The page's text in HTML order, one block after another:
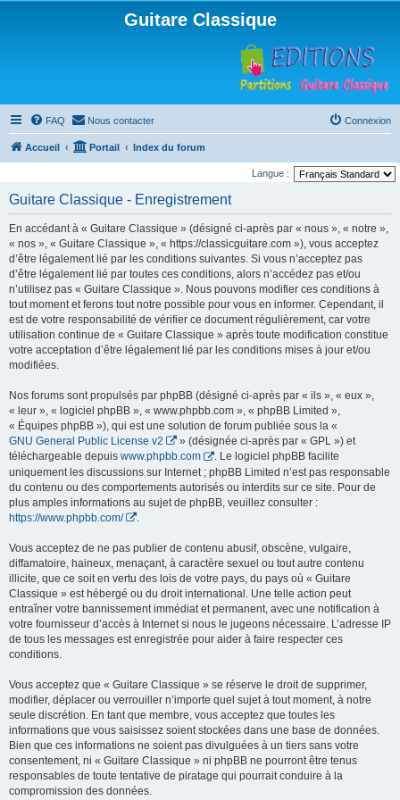
Guitare Classique
FAQ Nous contacter Connexion
Accueil Portail Index du forum
Langue :
Guitare Classique - Enregistrement
En accédant à « Guitare Classique » (désigné ci-après par « nous », « notre »,
« nos », « Guitare Classique », « https://classicguitare.com »), vous acceptez
d’être légalement lié par les conditions suivantes. Si vous n’acceptez pas
d’être légalement lié par toutes ces conditions, alors n’accédez pas et/ou
n’utilisez pas « Guitare Classique ». Nous pouvons modifier ces conditions à
tout moment et ferons tout notre possible pour vous en informer. Cependant, il
est de votre responsabilité de vérifier ce document régulièrement, car votre
utilisation continue de « Guitare Classique » après toute modification constitue
votre acceptation d’être légalement lié par les conditions mises à jour et/ou
modifiées.
Nos forums sont propulsés par phpBB (désigné ci-après par « ils », « eux »,
« leur », « logiciel phpBB », « www.phpbb.com », « phpBB Limited »,
« Équipes phpBB »), qui est une solution de forum publiée sous la «
GNU General Public License v2
» (désignée ci-après par « GPL ») et
téléchargeable depuis www.phpbb.com
. Le logiciel phpBB facilite
uniquement les discussions sur Internet ; phpBB Limited n’est pas responsable
du contenu ou des comportements autorisés ou interdits sur ce site. Pour de
plus amples informations au sujet de phpBB, veuillez consulter :
https://www.phpbb.com/
Vous acceptez de ne pas publier de contenu abusif, obscène, vulgaire,
diffamatoire, haineux, menaçant, à caractère sexuel ou tout autre contenu
illicite, que ce soit en vertu des lois de votre pays, du pays où « Guitare
Classique » est hébergé ou du droit international. Une telle action peut
entraîner votre bannissement immédiat et permanent, avec une notification à
votre fournisseur d’accès à Internet si nous le jugeons nécessaire. L’adresse IP
de tous les messages est enregistrée pour aider à faire respecter ces
conditions.
Vous acceptez que « Guitare Classique » se réserve le droit de supprimer,
modifier, déplacer ou verrouiller n’importe quel sujet à tout moment, à notre
seule discrétion. En tant que membre, vous acceptez que toutes les
informations que vous saisissez soient stockées dans une base de données.
Bien que ces informations ne soient pas divulguées à un tiers sans votre
consentement, ni « Guitare Classique » ni phpBB ne pourront être tenus
responsables de toute tentative de piratage qui pourrait conduire à la
compromission des données.